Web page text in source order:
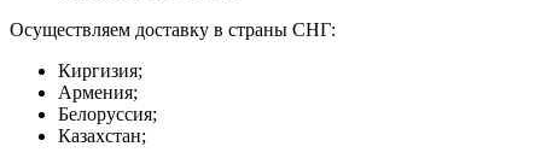
Осуществляем доставку в страны СНГ:
Киргизия;
Армения;
Белоруссия;
Казахстан;